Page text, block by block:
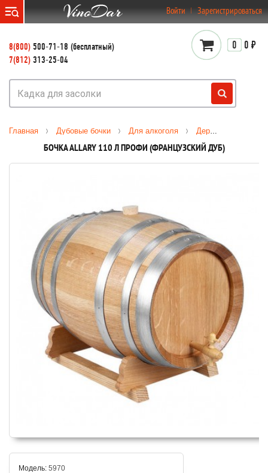
Войти Зарегистрироваться
8(800) 500-71-18 (бесплатный)
7(812) 313-25-04
0 0 ₽
Главная Дубовые бочки Для алкоголя Деревянные бочки
БОЧКА ALLARY 110 Л ПРОФИ (ФРАНЦУЗСКИЙ ДУБ)
Модель: 5970